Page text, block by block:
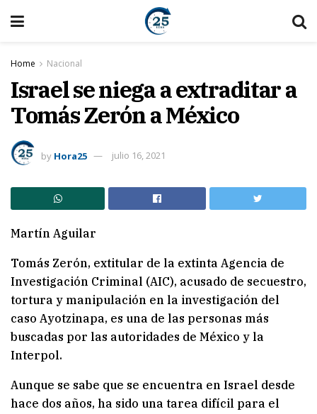
Home Nacional
Israel se niega a extraditar a
Tomás Zerón a México
by Hora25 julio 16, 2021
Martín Aguilar
Tomás Zerón, extitular de la extinta Agencia de
Investigación Criminal (AIC), acusado de secuestro,
tortura y manipulación en la investigación del
caso Ayotzinapa, es una de las personas más
buscadas por las autoridades de México y la
Interpol.
Aunque se sabe que se encuentra en Israel desde
hace dos años, ha sido una tarea difícil para el